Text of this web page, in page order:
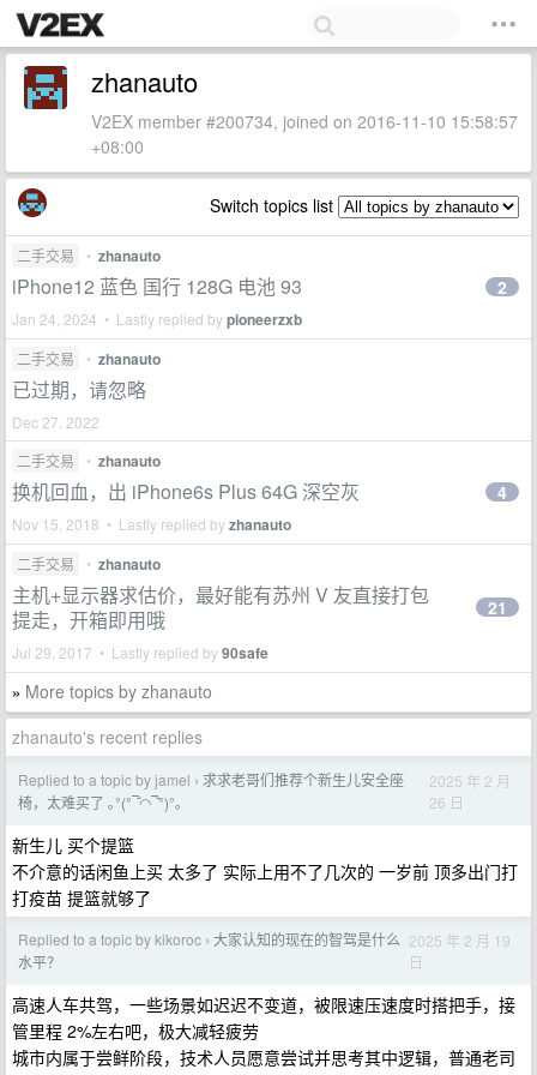
zhanauto
V2EX member #200734, joined on 2016-11-10 15:58:57
+08:00
Switch topics list
二手交易 • zhanauto
iPhone12 蓝色 国行 128G 电池 93
Jan 24, 2024 • Lastly replied bypioneerzxb
2
二手交易 • zhanauto
已过期，请忽略
Dec 27, 2022
二手交易
• zhanauto
换机回血，出 iPhone6s Plus 64G 深空灰
Nov 15, 2018 • Lastly replied byzhanauto
4
二手交易 • zhanauto
主机+显示器求估价，最好能有苏州 V 友直接打包
提走，开箱即用哦
Jul 29, 2017 • Lastly replied by90safe
21
» More topics by zhanauto
zhanauto's recent replies
Replied to a topic by jamel › 求求老哥们推荐个新生儿安全座
椅，太难买了 ｡°(°¯᷄◠¯᷅°)°｡
2025 年 2 月
26 日
新生儿 买个提篮
不介意的话闲鱼上买 太多了 实际上用不了几次的 一岁前 顶多出门打
打疫苗 提篮就够了
Replied to a topic by kikoroc › 大家认知的现在的智驾是什么
水平？
2025 年 2 月 19
日
高速人车共驾，一些场景如迟迟不变道，被限速压速度时搭把手，接
管里程 2%左右吧，极大减轻疲劳
城市内属于尝鲜阶段，技术人员愿意尝试并思考其中逻辑，普通老司